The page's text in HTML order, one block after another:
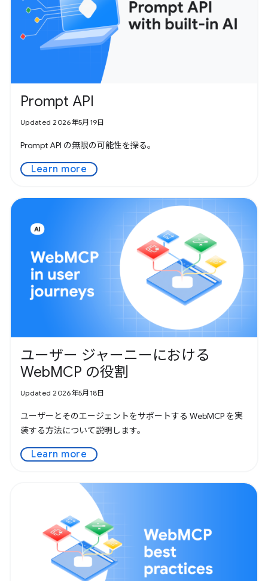
Prompt API
Updated 2026年5月19日
Prompt API の無限の可能性を探る。
Learn more
ユーザー ジャーニーにおける
WebMCP の役割
Updated 2026年5月18日
ユーザーとそのエージェントをサポートする WebMCP を実
装する方法について説明します。
Learn more